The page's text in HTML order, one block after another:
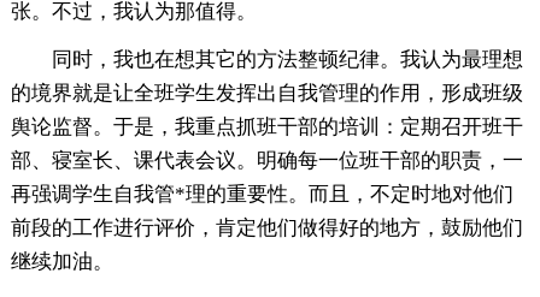
张。不过，我认为那值得。
同时，我也在想其它的方法整顿纪律。我认为最理想
的境界就是让全班学生发挥出自我管理的作用，形成班级
舆论监督。于是，我重点抓班干部的培训：定期召开班干
部、寝室长、课代表会议。明确每一位班干部的职责，一
再强调学生自我管*理的重要性。而且，不定时地对他们
前段的工作进行评价，肯定他们做得好的地方，鼓励他们
继续加油。